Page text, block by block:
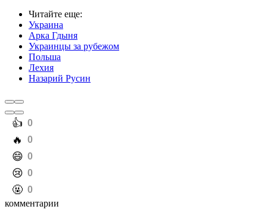
Читайте еще:
Украина
Арка Гдыня
Украинцы за рубежом
Польша
Лехия
Назарий Русин
️👍 0
️🔥 0
️😄 0
️😢 0
️🤬 0
комментарии